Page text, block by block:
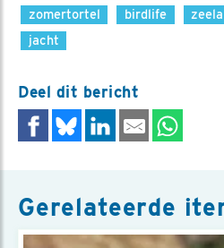
zomertortel
birdlife
jacht
Deel dit bericht
Gerelateerde